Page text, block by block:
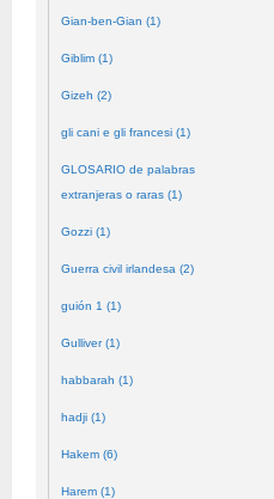
Gian-ben-Gian (1)
Giblim (1)
Gizeh (2)
gli cani e gli francesi (1)
GLOSARIO de palabras
extranjeras o raras (1)
Gozzi (1)
Guerra civil irlandesa (2)
guión 1 (1)
Gulliver (1)
habbarah (1)
hadji (1)
Hakem (6)
Harem (1)